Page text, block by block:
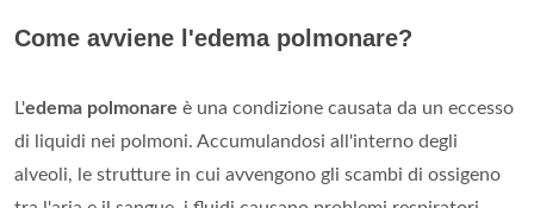
Come avviene l'edema polmonare?
L'edema polmonare è una condizione causata da un eccesso
di liquidi nei polmoni. Accumulandosi all'interno degli
alveoli, le strutture in cui avvengono gli scambi di ossigeno